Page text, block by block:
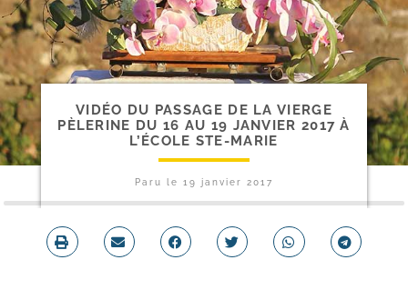
VIDÉO DU PASSAGE DE LA VIERGE
PÈLERINE DU 16 AU 19 JANVIER 2017 À
L’ÉCOLE STE-MARIE
Paru le 19 janvier 2017